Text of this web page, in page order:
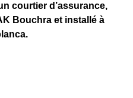
courtier d’assurance,
Bouchra et installé à